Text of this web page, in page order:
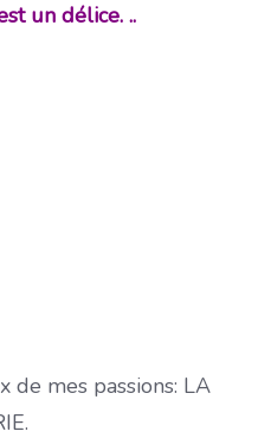
un délice. ..
de mes passions: LA